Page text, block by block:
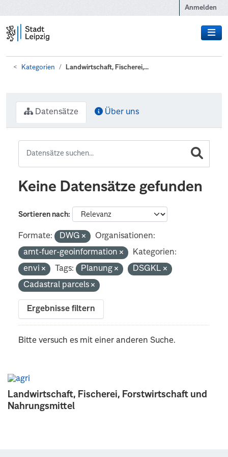
Anmelden
Kategorien Landwirtschaft, Fischerei,...
Landwirtschaft, Fischerei, Forstwirtschaft und
Nahrungsmittel
Datensätze Über uns
Keine Datensätze gefunden
Sortieren nach
Formate: DWG
Organisationen:
amt-fuer-geoinformation
Kategorien:
envi
Tags: Planung
DSGKL
Cadastral parcels
Ergebnisse filtern
Bitte versuch es mit einer anderen Suche.